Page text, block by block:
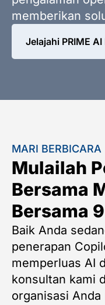
memberikan
Jelajahi PRIME
MARI BERBICARA
Mulailah
Bersama
Bersama
Baik Anda
penerapan
memperluas AI
konsultan kami
organisasi